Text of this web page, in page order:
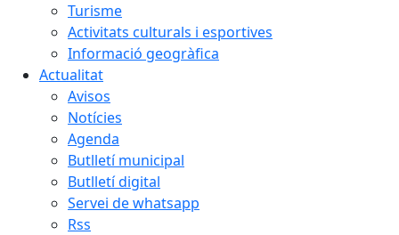
Turisme
Activitats culturals i esportives
Informació geogràfica
Actualitat
Avisos
Notícies
Agenda
Butlletí municipal
Butlletí digital
Servei de whatsapp
Rss